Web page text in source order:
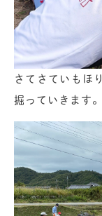
さてさていもほ
掘っていきます。